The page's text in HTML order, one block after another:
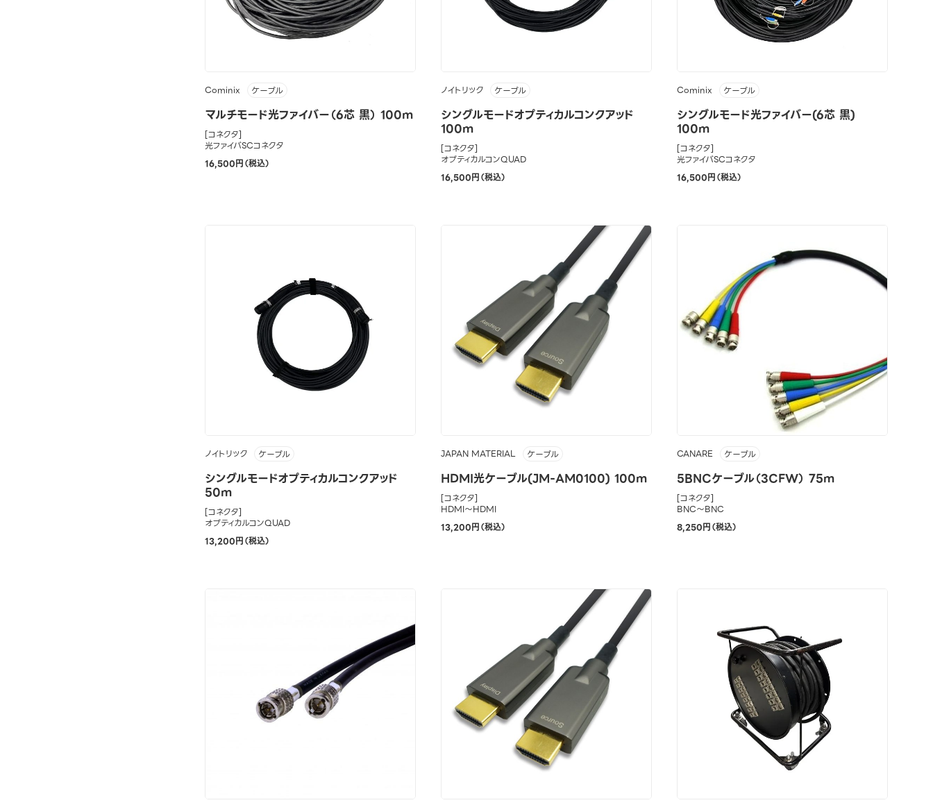
Cominix ケーブル
マルチモード光ファイバー（6芯 黒） 100m
[コネクタ]
光ファイバSCコネクタ
16,500円（税込）
ノイトリック ケーブル
シングルモードオプティカルコンクアッド
100m
[コネクタ]
オプティカルコンQUAD
16,500円（税込）
Cominix ケーブル
シングルモード光ファイバー(6芯 黒)
100m
[コネクタ]
光ファイバSCコネクタ
16,500円（税込）
ノイトリック ケーブル
シングルモードオプティカルコンクアッド
50m
[コネクタ]
オプティカルコンQUAD
13,200円（税込）
JAPAN MATERIAL ケーブル
HDMI光ケーブル(JM-AM0100) 100m
[コネクタ]
HDMI～HDMI
13,200円（税込）
CANARE ケーブル
5BNCケーブル（3CFW） 75m
[コネクタ]
BNC～BNC
8,250円（税込）